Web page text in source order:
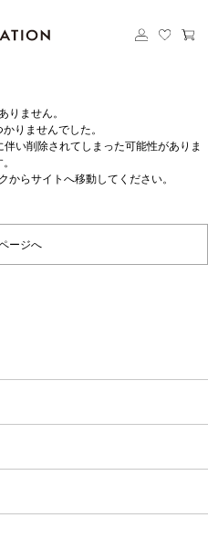
りません。
りませんでした。
い削除されてしまった可能性がありま
からサイトへ移動してください。
ージへ